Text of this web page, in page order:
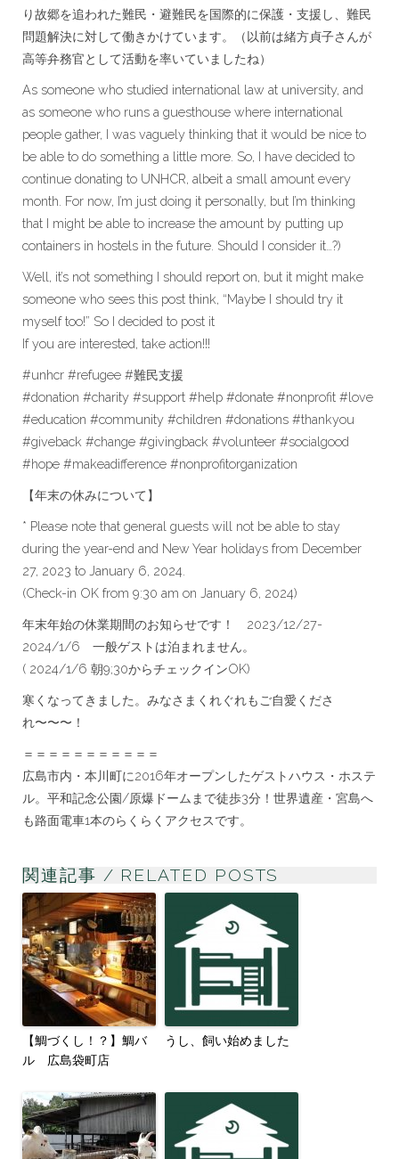
り故郷を追われた難民・避難民を国際的に保護・支援し、難民
問題解決に対して働きかけています。（以前は緒方貞子さんが
高等弁務官として活動を率いていましたね）
As someone who studied international law at university, and
as someone who runs a guesthouse where international
people gather, I was vaguely thinking that it would be nice to
be able to do something a little more. So, I have decided to
continue donating to UNHCR, albeit a small amount every
month. For now, I’m just doing it personally, but I’m thinking
that I might be able to increase the amount by putting up
containers in hostels in the future. Should I consider it…?)
Well, it’s not something I should report on, but it might make
someone who sees this post think, “Maybe I should try it
myself too!” So I decided to post it
If you are interested, take action!!!
#unhcr #refugee #難民支援
#donation #charity #support #help #donate #nonprofit #love
#education #community #children #donations #thankyou
#giveback #change #givingback #volunteer #socialgood
#hope #makeadifference #nonprofitorganization
【年末の休みについて】
* Please note that general guests will not be able to stay
during the year-end and New Year holidays from December
27, 2023 to January 6, 2024.
(Check-in OK from 9:30 am on January 6, 2024)
年末年始の休業期間のお知らせです！ 2023/12/27-
2024/1/6 一般ゲストは泊まれません。
( 2024/1/6 朝9;30からチェックインOK)
寒くなってきました。みなさまくれぐれもご自愛くださ
れ〜〜〜！
＝＝＝＝＝＝＝＝＝＝＝
広島市内・本川町に2016年オープンしたゲストハウス・ホステ
ル。平和記念公園/原爆ドームまで徒歩3分！世界遺産・宮島へ
も路面電車1本のらくらくアクセスです。
関連記事 / RELATED POSTS
【鯛づくし！？】鯛バ
ル 広島袋町店
うし、飼い始めました